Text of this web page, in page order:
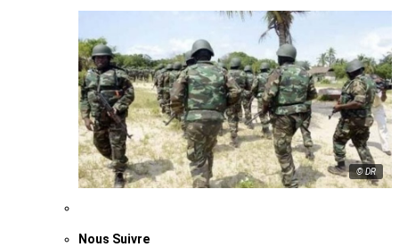
© DR
Nous Suivre